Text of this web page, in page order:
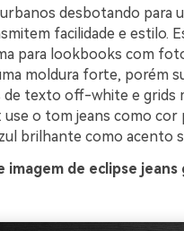
desbotando para
facilidade e estilo.
para lookbooks com
moldura forte, porém
de texto off-white e grids
use o tom jeans como cor
brilhante como acento
imagem de eclipse jeans